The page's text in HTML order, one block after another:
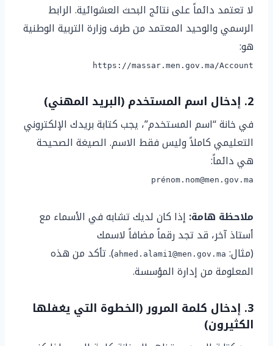
لا تعتمد دائماً على نتائج البحث العشوائية. الرابط
الرسمي والوحيد المعتمد من طرف وزارة التربية الوطنية
هو:
https://massar.men.gov.ma/Account
2. إدخال اسم المستخدم (البريد المهني)
في خانة “اسم المستخدم”، يجب كتابة بريدك الإلكتروني
التعليمي كاملاً وليس فقط الاسم. الصيغة الصحيحة
هي دائماً:
prénom.nom@men.gov.ma
ملاحظة هامة: إذا كان لديك تشابه في الأسماء مع
أستاذ آخر، قد تجد رقماً مضافاً لاسمك
(مثال: ahmed.alami1@men.gov.ma). تأكد من هذه
المعلومة من إدارة المؤسسة.
3. إدخال كلمة المرور (الخطوة التي يغفلها
الكثيرون)